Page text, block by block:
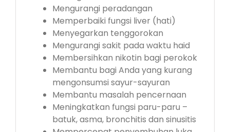
Mengurangi peradangan
Memperbaiki fungsi liver (hati)
Menyegarkan tenggorokan
Mengurangi sakit pada waktu haid
Membersihkan nikotin bagi perokok
Membantu bagi Anda yang kurang
mengonsumsi sayur-sayuran
Membantu masalah pencernaan
Meningkatkan fungsi paru-paru –
batuk, asma, bronchitis dan sinusitis